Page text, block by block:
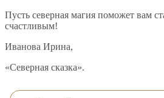
Пусть северная магия поможет вам
счастливым!
Иванова Ирина,
«Северная сказка».